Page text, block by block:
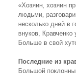
«Хозяин, хозяин
людьми,
несколько дней в
внуков,
Больше в свой
Последние из
Большой